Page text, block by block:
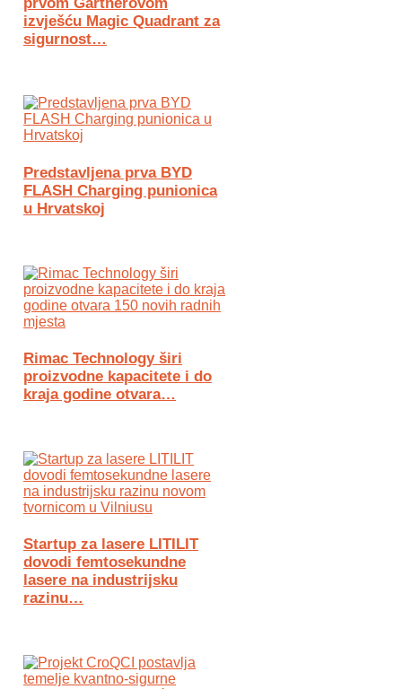
izvješću Magic Quadrant za
sigurnost…
Predstavljena prva BYD
FLASH Charging punionica
u Hrvatskoj
Rimac Technology širi
proizvodne kapacitete i do
kraja godine otvara…
Startup za lasere LITILIT
dovodi femtosekundne
lasere na industrijsku
razinu…